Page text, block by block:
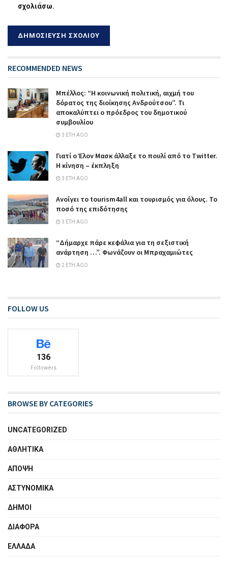
σχολιάσω.
RECOMMENDED NEWS
Μπέλλος: “Η κοινωνική πολιτική, αιχμή του
δόρατος της διοίκησης Ανδρούτσου”. Τι
αποκαλύπτει ο πρόεδρος του δημοτικού
συμβουλίου
3 ΈΤΗ AGO
Γιατί ο Έλον Μασκ άλλαξε το πουλί από το Twitter.
Η κίνηση – έκπληξη
3 ΈΤΗ AGO
Ανοίγει το tourism4all και τουρισμός για όλους. Το
ποσό της επιδότησης
3 ΈΤΗ AGO
“Δήμαρχε πάρε κεφάλια για τη σεξιστική
ανάρτηση …”. Φωνάζουν οι Μπραχαμιώτες
2 ΈΤΗ AGO
FOLLOW US
136
Followers
BROWSE BY CATEGORIES
UNCATEGORIZED
ΑΘΛΗΤΙΚΑ
ΑΠΟΨΗ
ΑΣΤΥΝΟΜΙΚΑ
ΔΗΜΟΙ
ΔΙΑΦΟΡΑ
ΕΛΛΑΔΑ